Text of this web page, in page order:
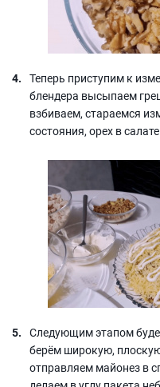
Теперь приступим к
блендера высыпаем
взбиваем, стараемся
состояния, орех в
Следующим этапом
берём широкую,
отправляем майонез в